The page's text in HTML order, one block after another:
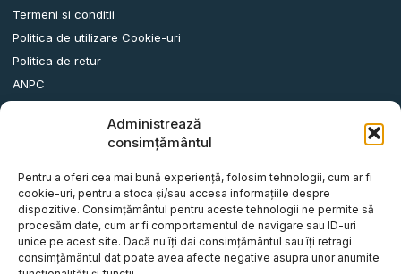
Administrează
consimțământul
Pentru a oferi cea mai bună experiență, folosim tehnologii, cum ar fi
cookie-uri, pentru a stoca și/sau accesa informațiile despre
dispozitive. Consimțământul pentru aceste tehnologii ne permite să
procesăm date, cum ar fi comportamentul de navigare sau ID-uri
unice pe acest site. Dacă nu îți dai consimțământul sau îți retragi
consimțământul dat poate avea afecte negative asupra unor anumite
Termeni si conditii
Politica de utilizare Cookie-uri
Politica de retur
ANPC
info@remorci-platforme.ro
0786.720.706
0786.720.707
0786.720.708